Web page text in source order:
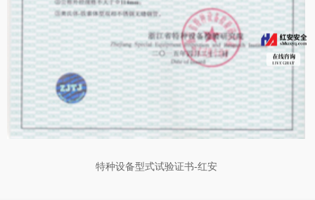
特种设备型式试验证书-红安